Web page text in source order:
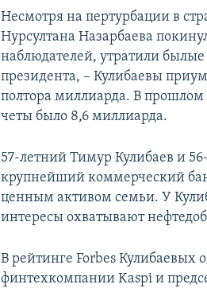
Несмотря на пертурбации в
Нурсултана Назарбаева
наблюдателей, утратили
президента, – Кулибаевы
полтора миллиарда. В прошлом
четы было 8,6 миллиарда.
57-летний Тимур Кулибаев и
крупнейший коммерческий
ценным активом семьи. У
интересы охватывают
В рейтинге Forbes Кулибаевых
финтехкомпании Kaspi и